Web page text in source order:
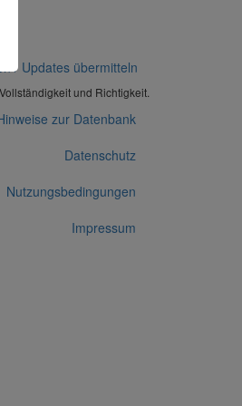
/ Updates übermitteln
und Richtigkeit.
zur Datenbank
Datenschutz
Nutzungsbedingungen
Impressum